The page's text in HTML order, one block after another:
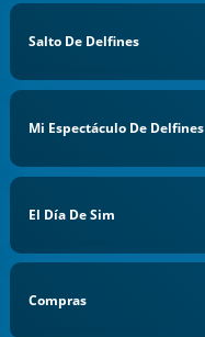
Salto De Delfines
Mi Espectáculo De Delfines
El Día De Sim
Compras